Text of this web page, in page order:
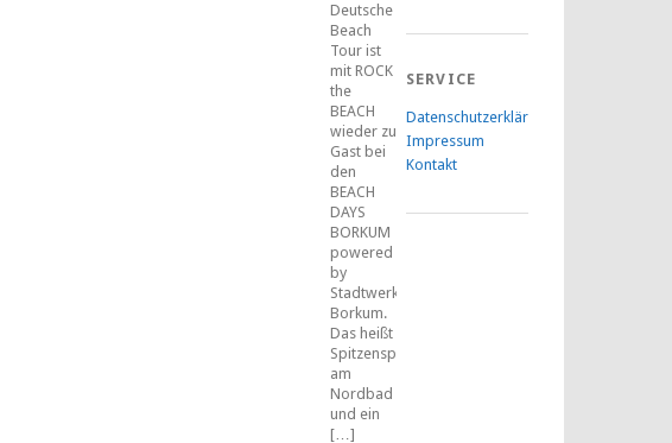
Deutsche
Beach
Tour ist
mit ROCK
the
BEACH
wieder zu
Gast bei
den
BEACH
DAYS
BORKUM
powered
by
Stadtwerke
Borkum.
Das heißt
Spitzensport
am
Nordbad
und ein
[…]
SERVICE
Datenschutzerklärung
Impressum
Kontakt